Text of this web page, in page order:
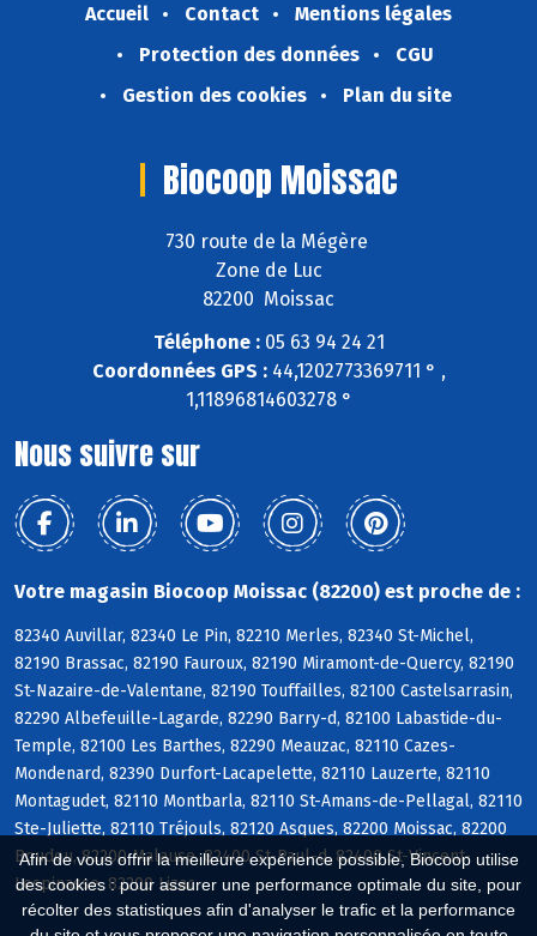
Afin de vous offrir la meilleure expérience possible, Biocoop utilise
des cookies : pour assurer une performance optimale du site, pour
récolter des statistiques afin d'analyser le trafic et la performance
Accueil Contact
Mentions légales
Protection des données
CGU
Gestion des cookies
Plan du site
Biocoop Moissac
730 route de la Mégère
Zone de Luc
82200 Moissac
Téléphone :05 63 94 24 21
Coordonnées GPS :44,1202773369711 ° ,
1,11896814603278 °
Nous suivre sur
Votre magasin Biocoop Moissac (82200) est proche de :
82340 Auvillar, 82340 Le Pin, 82210 Merles, 82340 St-Michel,
82190 Brassac, 82190 Fauroux, 82190 Miramont-de-Quercy, 82190
St-Nazaire-de-Valentane, 82190 Touffailles, 82100 Castelsarrasin,
82290 Albefeuille-Lagarde, 82290 Barry-d, 82100 Labastide-du-
Temple, 82100 Les Barthes, 82290 Meauzac, 82110 Cazes-
Mondenard, 82390 Durfort-Lacapelette, 82110 Lauzerte, 82110
Montagudet, 82110 Montbarla, 82110 St-Amans-de-Pellagal, 82110
Ste-Juliette, 82110 Tréjouls, 82120 Asques, 82200 Moissac, 82200
Boudou, 82200 Malause, 82400 St-Paul-d, 82400 St-Vincent-
Lespinasse, 82200 Lizac